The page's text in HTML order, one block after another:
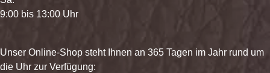
9:00 bis 13:00 Uhr
Unser Online-Shop steht Ihnen an 365 Tagen im Jahr rund um
die Uhr zur Verfügung: